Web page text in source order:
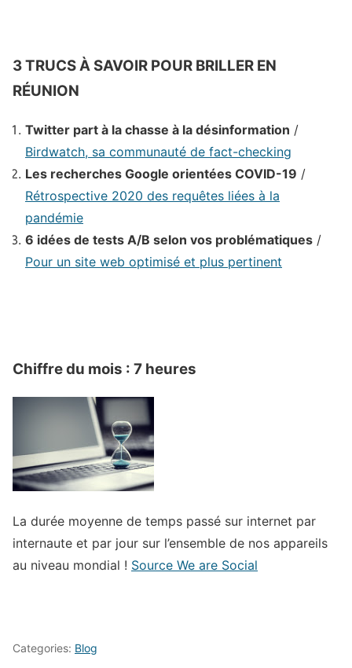
3 TRUCS À SAVOIR POUR BRILLER EN
RÉUNION
Twitter part à la chasse à la désinformation /
Birdwatch, sa communauté de fact-checking
Les recherches Google orientées COVID-19 /
Rétrospective 2020 des requêtes liées à la
pandémie
6 idées de tests A/B selon vos problématiques /
Pour un site web optimisé et plus pertinent
Chiffre du mois : 7 heures
La durée moyenne de temps passé sur internet par
internaute et par jour sur l’ensemble de nos appareils
au niveau mondial ! Source We are Social
Categories: Blog